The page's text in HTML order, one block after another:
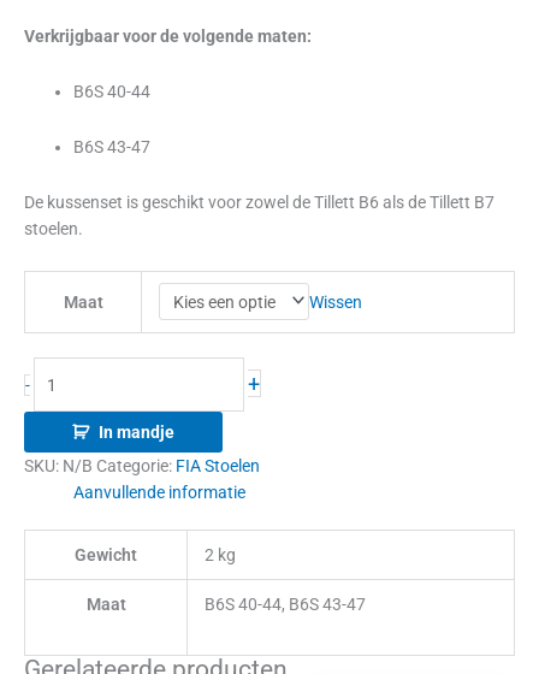
Verkrijgbaar voor de volgende maten:
B6S 40-44
B6S 43-47
De kussenset is geschikt voor zowel de Tillett B6 als de Tillett B7
stoelen.
Maat Wissen
- +
In mandje
SKU: N/B Categorie: FIA Stoelen
Aanvullende informatie
Gewicht 2 kg
Maat B6S 40-44, B6S 43-47